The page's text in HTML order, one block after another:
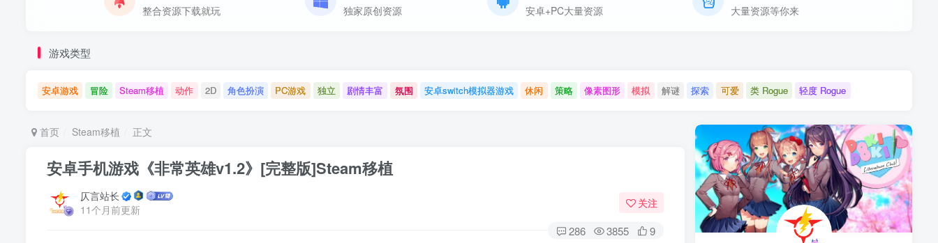
整合资源下载就玩 独家原创资源 安卓+PC大量资源 大量资源等你来
游戏类型
安卓游戏 冒险 Steam移植 动作 2D 角色扮演 PC游戏 独立 剧情丰富 氛围 安卓switch模拟器游戏 休闲 策略 像素图形 模拟 解谜 探索 可爱 类 Rogue 轻度 Rogue
首页 Steam移植 正文
安卓手机游戏《非常英雄v1.2》[完整版]Steam移植
仄言站长
11个月前更新
关注
286 3855 9